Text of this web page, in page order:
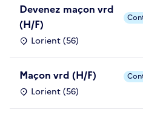
Devenez maçon vrd
(H/F)
Lorient (56)
Maçon vrd (H/F)
Lorient (56)